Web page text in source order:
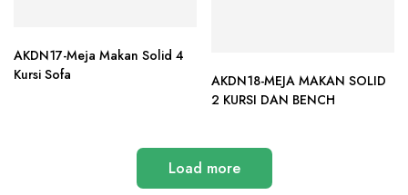
AKDN17-Meja Makan Solid 4
Kursi Sofa
AKDN18-MEJA MAKAN SOLID
2 KURSI DAN BENCH
Load more